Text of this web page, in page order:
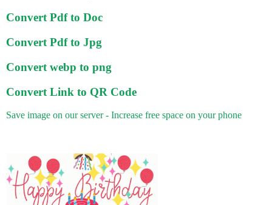
Convert Pdf to Doc
Convert Pdf to Jpg
Convert webp to png
Convert Link to QR Code
Save image on our server - Increase free space on your phone